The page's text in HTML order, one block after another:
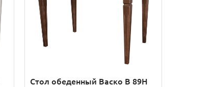
Стол обеденный Васко В 89Н